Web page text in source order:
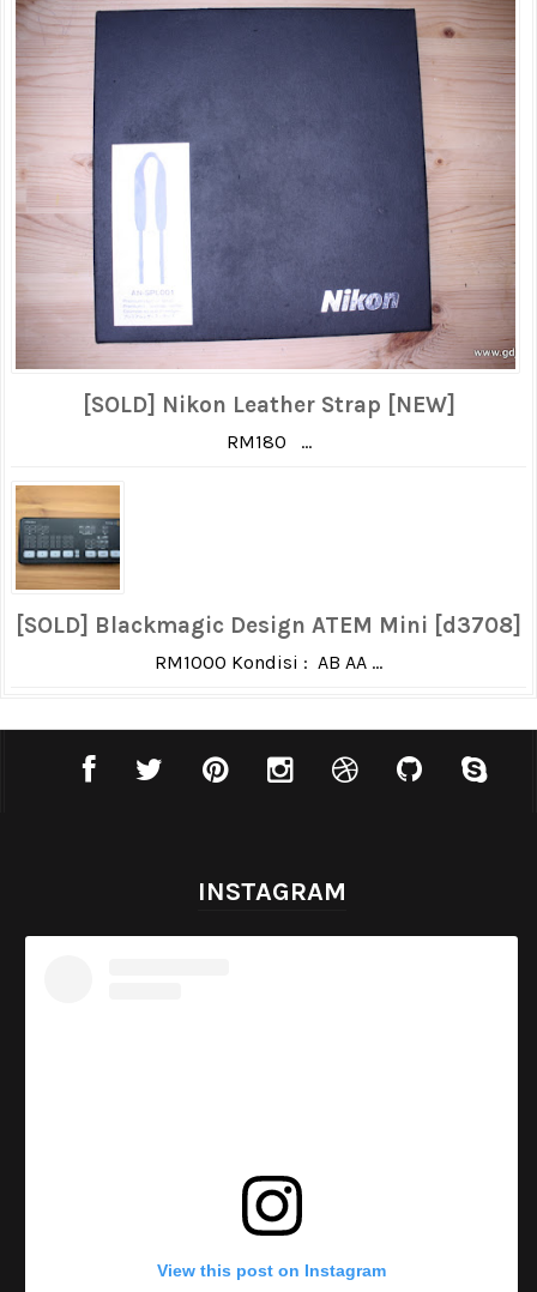
[SOLD] Nikon Leather Strap [NEW]
RM180 ...
[SOLD] Blackmagic Design ATEM Mini [d3708]
RM1000 Kondisi : AB AA ...
INSTAGRAM
View this post on Instagram